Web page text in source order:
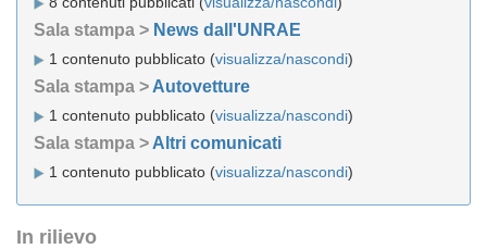
Sala stampa > News dall'UNRAE
1 contenuto pubblicato (visualizza/nascondi)
Sala stampa > Autovetture
1 contenuto pubblicato (visualizza/nascondi)
Sala stampa > Altri comunicati
1 contenuto pubblicato (visualizza/nascondi)
In rilievo